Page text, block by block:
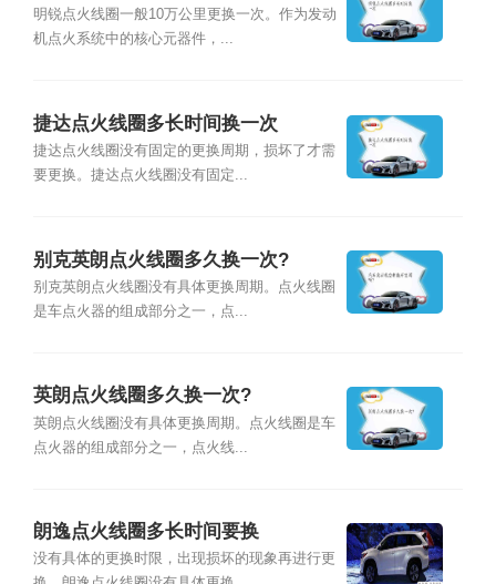
明锐点火线圈一般10万公里更换一次。作为发动
机点火系统中的核心元器件，...
捷达点火线圈多长时间换一次
捷达点火线圈没有固定的更换周期，损坏了才需
要更换。捷达点火线圈没有固定...
别克英朗点火线圈多久换一次?
别克英朗点火线圈没有具体更换周期。点火线圈
是车点火器的组成部分之一，点...
英朗点火线圈多久换一次?
英朗点火线圈没有具体更换周期。点火线圈是车
点火器的组成部分之一，点火线...
朗逸点火线圈多长时间要换
没有具体的更换时限，出现损坏的现象再进行更